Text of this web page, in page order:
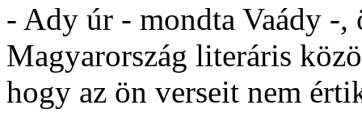
- Ady úr - mondta Vaády -,
Magyarország literáris
hogy az ön verseit nem